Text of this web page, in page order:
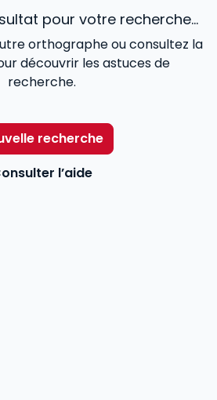
de bonnes pratiques…
pour votre recherche...
orthographe ou consultez la
découvrir les astuces de
recherche.
recherche
l’aide